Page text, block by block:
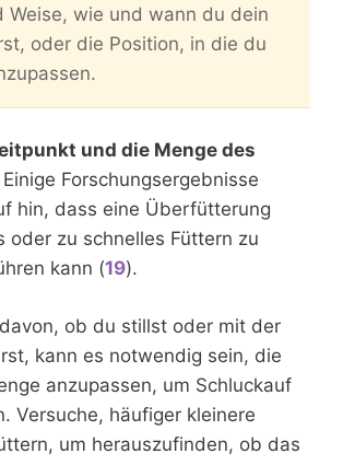
Weise, wie und wann du dein
oder die Position, in die du
und die Menge des
Einige Forschungsergebnisse
hin, dass eine Überfütterung
oder zu schnelles Füttern zu
kann (19).
ob du stillst oder mit der
kann es notwendig sein, die
anzupassen, um Schluckauf
Versuche, häufiger kleinere
um herauszufinden, ob das